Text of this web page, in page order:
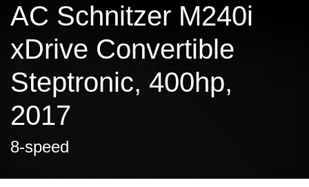
AC Schnitzer M240i
xDrive Convertible
Steptronic, 400hp,
2017
8-speed